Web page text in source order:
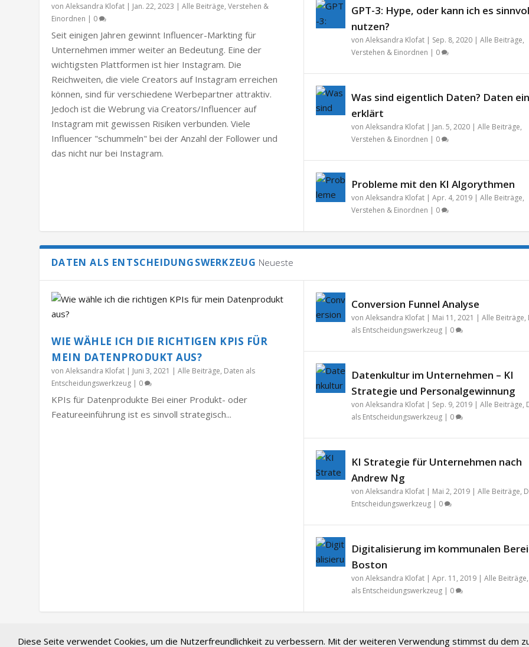
vonAleksandra Klofat | Jan. 22, 2023 |Alle Beiträge,Verstehen &
Einordnen | 0
Seit einigen Jahren gewinnt Influencer-Markting für
Unternehmen immer weiter an Bedeutung. Eine der
wichtigsten Plattformen ist hier Instagram. Die
Reichweiten, die viele Creators auf Instagram erreichen
können, sind für verschiedene Werbepartner attraktiv.
Jedoch ist die Webrung via Creators/Influencer auf
Instagram mit gewissen Risiken verbunden. Viele
Influencer "schummeln" bei der Anzahl der Follower und
das nicht nur bei Instagram.
GPT-3: Hype, oder kann ich es
nutzen?
von Aleksandra Klofat| Sep. 8, 2020| Alle Beiträge,
Verstehen & Einordnen | 0
Was sind eigentlich Daten? Daten
erklärt
von Aleksandra Klofat| Jan. 5, 2020| Alle Beiträge,
Verstehen & Einordnen | 0
Probleme mit den KI Algorythmen
von Aleksandra Klofat| Apr. 4, 2019| Alle Beiträge,
Verstehen & Einordnen | 0
DATEN ALS ENTSCHEIDUNGSWERKZEUG Neueste
WIE WÄHLE ICH DIE RICHTIGEN KPIS FÜR
MEIN DATENPRODUKT AUS?
vonAleksandra Klofat | Juni 3, 2021 |Alle Beiträge, Daten als
Entscheidungswerkzeug | 0
KPIs für Datenprodukte Bei einer Produkt- oder
Featureeinführung ist es sinvoll strategisch...
Conversion Funnel Analyse
von Aleksandra Klofat| Mai 11, 2021 | Alle Beiträge,
als Entscheidungswerkzeug| 0
Datenkultur im Unternehmen – KI
Strategie und Personalgewinnung
von Aleksandra Klofat| Sep. 9, 2019| Alle Beiträge,
als Entscheidungswerkzeug| 0
KI Strategie für Unternehmen nach
Andrew Ng
von Aleksandra Klofat| Mai 2, 2019| Alle Beiträge,
Entscheidungswerkzeug| 0
Digitalisierung im kommunalen
Boston
von Aleksandra Klofat| Apr. 11, 2019| Alle Beiträge,
als Entscheidungswerkzeug| 0
Diese Seite verwendet Cookies, um die Nutzerfreundlichkeit zu verbessern. Mit der weiteren Verwendung stimmst du dem